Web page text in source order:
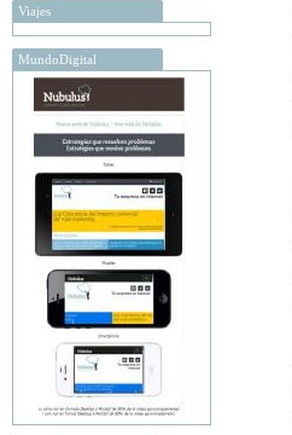
Viajes
MundoDigital